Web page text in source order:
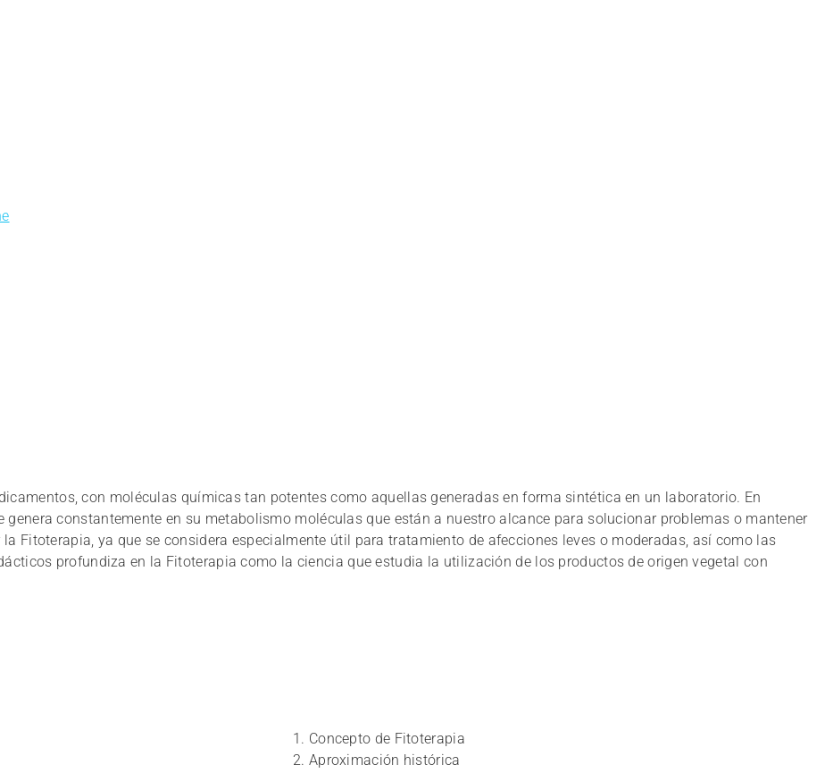
con moléculas químicas tan potentes como aquellas generadas en forma sintética en un laboratorio. En
constantemente en su metabolismo moléculas que están a nuestro alcance para solucionar problemas o mantener
Fitoterapia, ya que se considera especialmente útil para tratamiento de afecciones leves o moderadas, así como las
profundiza en la Fitoterapia como la ciencia que estudia la utilización de los productos de origen vegetal con
1. Concepto de Fitoterapia
2. Aproximación histórica